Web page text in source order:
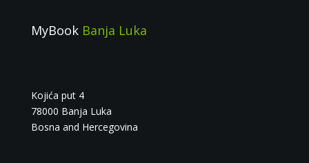
MyBook Banja Luka
Kojića put 4
78000 Banja Luka
Bosna and Hercegovina